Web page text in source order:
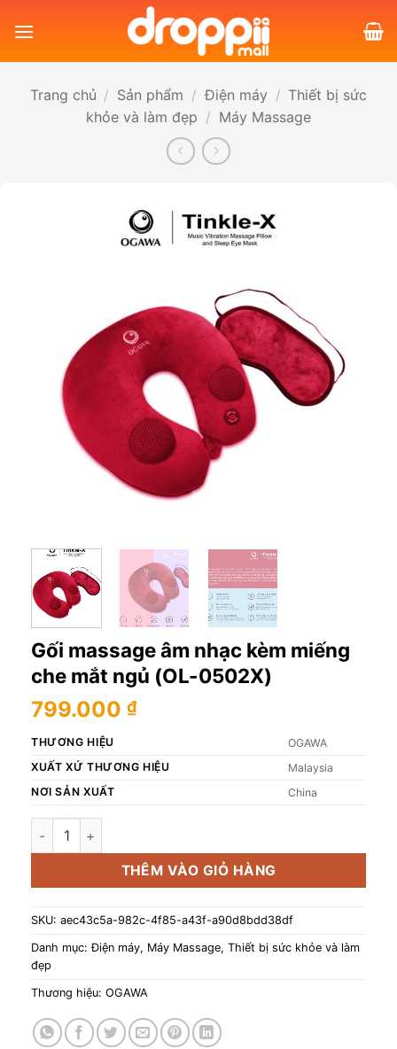
qua
Trang chủ / Sản phẩm / Điện máy / Thiết bị sức
khỏe và làm đẹp / Máy Massage
Gối massage âm nhạc kèm miếng
che mắt ngủ (OL-0502X)
799.000 ₫
THƯƠNG HIỆU
OGAWA
XUẤT XỨ THƯƠNG HIỆU
Malaysia
NƠI SẢN XUẤT
China
Gối massage âm nhạc kèm miếng che mắt ngủ (OL-
THÊM VÀO GIỎ HÀNG
SKU: aec43c5a-982c-4f85-a43f-a90d8bdd38df
Danh mục:Điện máy, Máy Massage, Thiết bị sức khỏe và làm
đẹp
Thương hiệu: OGAWA